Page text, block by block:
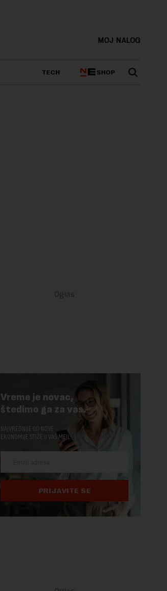
MOJ NALOG
TECH SHOP
Vreme je novac,
štedimo ga za vas.
NAJVREDNIJE OD NOVE
EKONOMIJE STIŽE U VAŠ MEJL.
PRIJAVITE SE